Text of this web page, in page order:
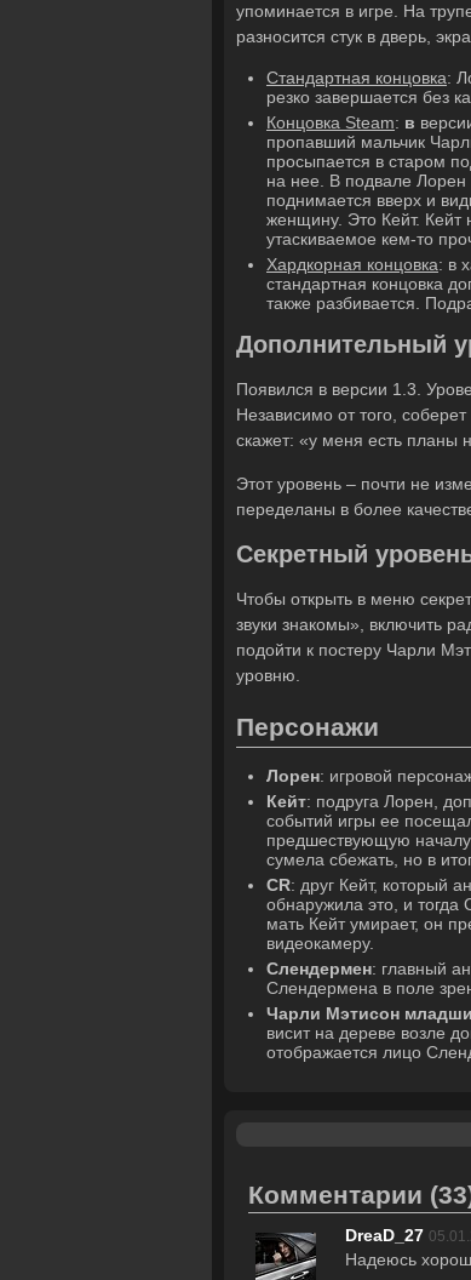
упоминается в игре. На
разносится стук в дверь,
Стандартная концовка:
резко завершается без
Концовка Steam: в
пропавший мальчик
просыпается в старом
на нее. В подвале Лорен
поднимается вверх и
женщину. Это Кейт. Кейт
утаскиваемое кем-то
Хардкорная концовка: в
стандартная концовка
также разбивается.
Дополнительный
Появился в версии 1.3.
Независимо от того,
скажет: «у меня есть планы
Этот уровень – почти не
переделаны в более
Секретный
Чтобы открыть в меню
звуки знакомы», включить
подойти к постеру Чарли
уровню.
Персонажи
Лорен: игровой
Кейт: подруга Лорен,
событий игры ее
предшествующую началу
сумела сбежать, но в
CR: друг Кейт, который
обнаружила это, и тогда
мать Кейт умирает, он
видеокамеру.
Слендермен: главный
Слендермена в поле
Чарли Мэтисон
висит на дереве возле
отображается лицо
Комментарии
DreaD_27
Надеюсь